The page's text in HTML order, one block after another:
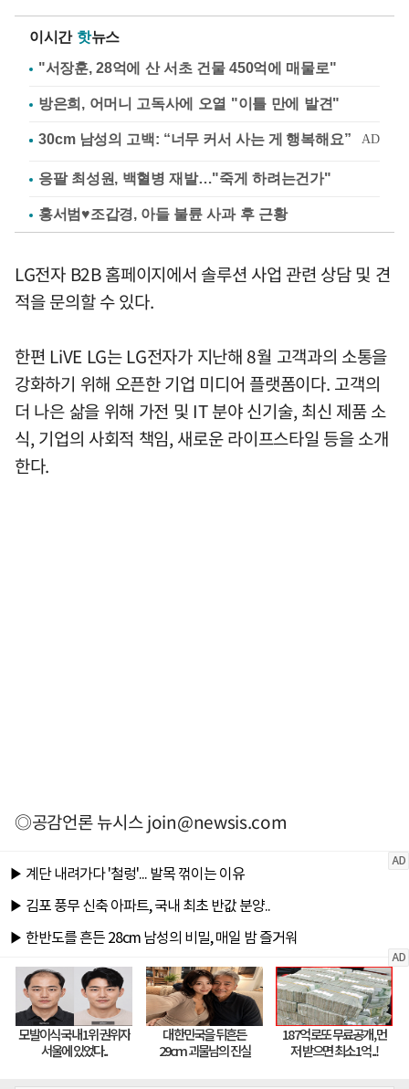
이시간 핫뉴스
"서장훈, 28억에 산 서초 건물 450억에 매물로"
방은희, 어머니 고독사에 오열 "이틀 만에 발견"
응팔 최성원, 백혈병 재발…"죽게 하려는건가"
홍서범♥조갑경, 아들 불륜 사과 후 근황
LG전자 B2B 홈페이지에서 솔루션 사업 관련 상담 및 견
적을 문의할 수 있다.
한편 LiVE LG는 LG전자가 지난해 8월 고객과의 소통을
강화하기 위해 오픈한 기업 미디어 플랫폼이다. 고객의
더 나은 삶을 위해 가전 및 IT 분야 신기술, 최신 제품 소
식, 기업의 사회적 책임, 새로운 라이프스타일 등을 소개
한다.
◎공감언론 뉴시스join@newsis.com